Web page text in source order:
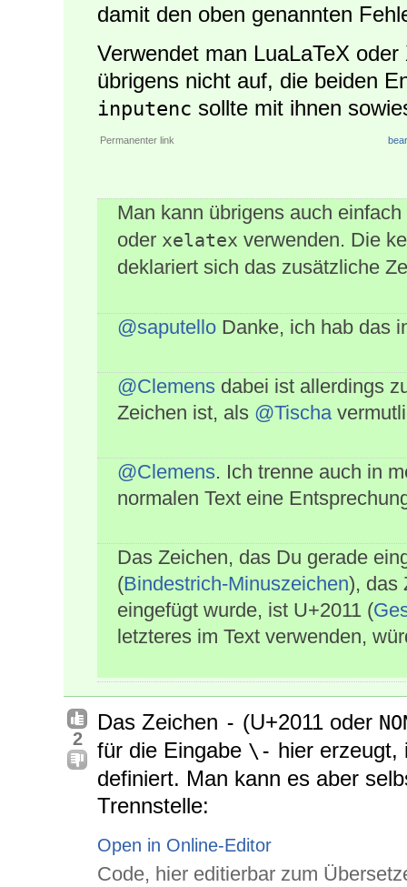
damit den oben genannten
Verwendet man LuaLaTeX
übrigens nicht auf, die beiden
inputenc sollte mit ihnen
Permanenter link
Man kann übrigens auch
oder xelatex verwenden. Die
deklariert sich das zusätzliche
@saputello Danke, ich hab das
@Clemens dabei ist allerdings
Zeichen ist, als @Tischa
@Clemens. Ich trenne auch in
normalen Text eine
Das Zeichen, das Du gerade
(Bindestrich-Minuszeichen), das
eingefügt wurde, ist U+2011 (
letzteres im Text verwenden,
2
Das Zeichen ‑ (U+2011 oder
für die Eingabe \- hier
definiert. Man kann es aber
Trennstelle:
Open in Online-Editor
Code, hier editierbar zum